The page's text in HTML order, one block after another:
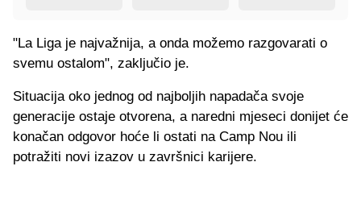
"La Liga je najvažnija, a onda možemo razgovarati o
svemu ostalom", zaključio je.
Situacija oko jednog od najboljih napadača svoje
generacije ostaje otvorena, a naredni mjeseci donijet će
konačan odgovor hoće li ostati na Camp Nou ili
potražiti novi izazov u završnici karijere.